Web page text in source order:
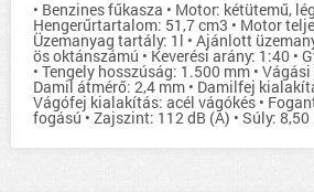
• Benzines fűkasza • Motor: kétütemű,
Hengerűrtartalom: 51,7 cm3 • Motor
Üzemanyag tartály: 1l • Ajánlott
ös oktánszámú • Keverési arány: 1:40 •
• Tengely hosszúság: 1.500 mm •
Damil átmérő: 2,4 mm • Damilfej
Vágófej kialakítás: acél vágókés •
fogású • Zajszint: 112 dB (A) • Súly: 8,50